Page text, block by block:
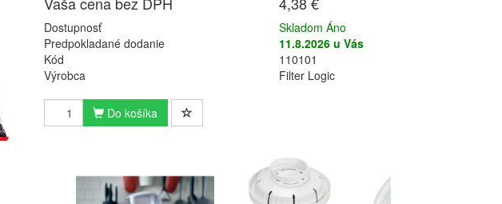
Dostupnosť
Skladom Áno
Predpokladané dodanie
11.8.2026 u Vás
Kód
110101
Výrobca
Filter Logic
Do košíka